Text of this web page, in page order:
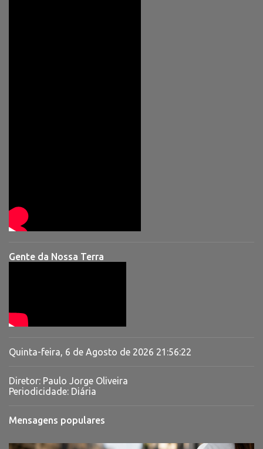
Gente da Nossa Terra
Quinta-feira, 6 de Agosto de 2026 21:56:23
Diretor: Paulo Jorge Oliveira
Periodicidade: Diária
Mensagens populares